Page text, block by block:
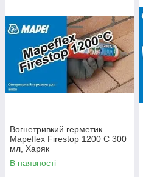
Вогнетривкий герметик
Mapeflex Firestop 1200 C 300
мл, Харяк
В наявності